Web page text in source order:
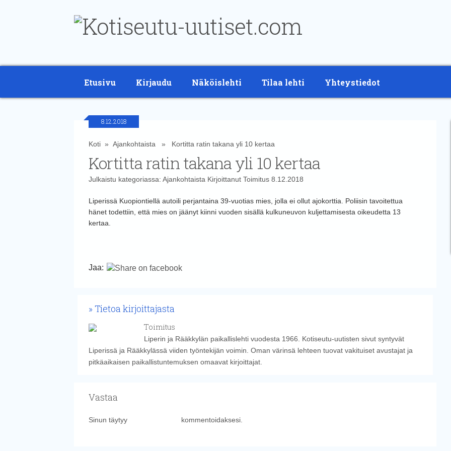
Etusivu Kirjaudu Näköislehti Tilaa lehti Yhteystiedot
8.12.2018
Koti» Ajankohtaista » Kortitta ratin takana yli 10 kertaa
Kortitta ratin takana yli 10 kertaa
Julkaistu kategoriassa: Ajankohtaista Kirjoittanut Toimitus8.12.2018
Liperissä Kuopiontiellä autoili perjantaina 39-vuotias mies, jolla ei ollut ajokorttia. Poliisin tavoitettua
hänet todettiin, että mies on jäänyt kiinni vuoden sisällä kulkuneuvon kuljettamisesta oikeudetta 13
kertaa.
Jaa:
Tietoa kirjoittajasta
Toimitus
Liperin ja Rääkkylän paikallislehti vuodesta 1966. Kotiseutu-uutisten sivut syntyvät
Liperissä ja Rääkkylässä viiden työntekijän voimin. Oman värinsä lehteen tuovat vakituiset avustajat ja
pitkäaikaisen paikallistuntemuksen omaavat kirjoittajat.
Vastaa
Sinun täytyy kommentoidaksesi.